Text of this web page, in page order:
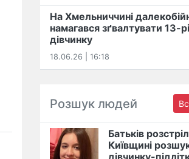
На Хмельниччині
намагався зґвалтувати 13-
дівчинку
18.06.26 | 16:18
Розшук людей
Батьків
Київщині
дівчинку-